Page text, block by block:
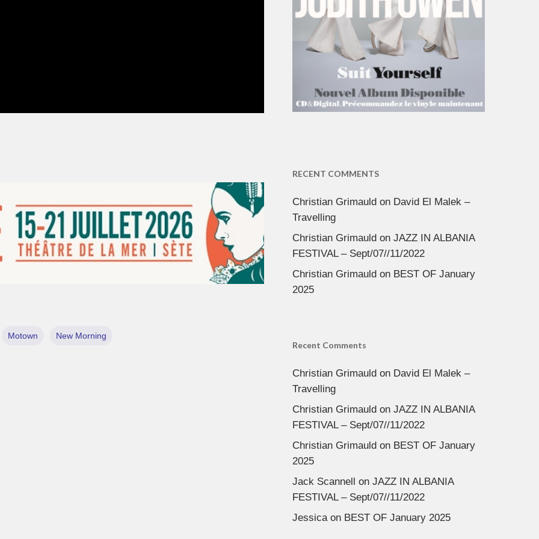
Motown New Morning
RECENT COMMENTS
Christian Grimauldon David El Malek –
Travelling
Christian Grimauldon JAZZ IN ALBANIA
FESTIVAL – Sept/07//11/2022
Christian Grimauldon BEST OF January
2025
Recent Comments
Christian Grimauldon David El Malek –
Travelling
Christian Grimauldon JAZZ IN ALBANIA
FESTIVAL – Sept/07//11/2022
Christian Grimauldon BEST OF January
2025
Jack Scannell on JAZZ IN ALBANIA
FESTIVAL – Sept/07//11/2022
Jessicaon BEST OF January 2025